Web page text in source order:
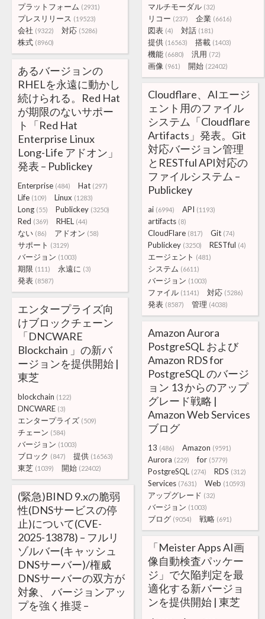
マルチモーダル (32)
リコー (237) 企業 (6616)
図表 (4) 対話 (181)
提供 (16563) 搭載 (1403)
機能 (6680) 汎用 (72)
画像 (961) 開始 (22402)
プラットフォーム (2931)
プレスリリース (19523)
会社 (9322) 対応 (5286)
株式 (8960)
あるバージョンの
RHELを永遠に動かし
続けられる。Red Hat
が期限のないサポー
ト「Red Hat
Enterprise Linux
Long-Life アドオン」
発表 – Publickey
Enterprise (484) Hat (297)
Life (109) Linux (1283)
Long (55) Publickey (3250)
Red (369) RHEL (44)
ない (86) アドオン (58)
サポート (3129)
バージョン (1003)
期限 (111) 永遠に (3)
発表 (8587)
Cloudflare、AIエージ
ェント用のファイル
システム「Cloudflare
Artifacts」発表。Git
対応バージョン管理
とRESTful API対応の
ファイルシステム –
Publickey
ai (6994) API (1193)
artifacts (8)
CloudFlare (817) Git (74)
Publickey (3250) RESTful (4)
エージェント (481)
システム (6611)
バージョン (1003)
ファイル (1141) 対応 (5286)
発表 (8587) 管理 (4038)
エンタープライズ向
けブロックチェーン
「DNCWARE
Blockchain 」の新バ
ージョンを提供開始 |
東芝
blockchain (122)
DNCWARE (3)
エンタープライズ (509)
チェーン (584)
バージョン (1003)
ブロック (847) 提供 (16563)
東芝 (1039) 開始 (22402)
Amazon Aurora
PostgreSQL および
Amazon RDS for
PostgreSQL のバージ
ョン 13 からのアップ
グレード戦略 |
Amazon Web Services
ブログ
13 (486) Amazon (9591)
Aurora (229) for (5779)
PostgreSQL (274) RDS (312)
Services (7631) Web (10593)
アップグレード (32)
バージョン (1003)
ブログ (9054) 戦略 (691)
(緊急)BIND 9.xの脆弱
性(DNSサービスの停
止)について(CVE-
2025-13878) – フルリ
ゾルバー(キャッシュ
DNSサーバー)/権威
DNSサーバーの双方が
対象、 バージョンアッ
プを強く推奨 –
「Meister Apps AI画
像自動検査パッケー
ジ」で欠陥判定を最
適化する新バージョ
ンを提供開始 | 東芝